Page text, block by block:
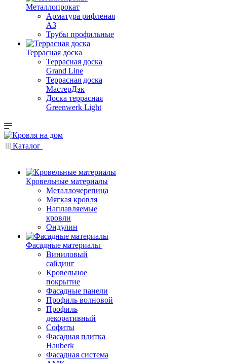
Металлопрокат
Арматура рифленая
АЗ
Трубы профильные
Террасная доска
Террасная доска
Grand Line
Террасная доска
МастерДэк
Доска террасная
Greenwerk Light
Каталог
Кровельные материалы
Металлочерепица
Мягкая кровля
Наплавляемые
кровли
Ондулин
Фасадные материалы
Виниловый
сайдинг
Кровельное
покрытие
Фасадные панели
Профиль волновой
Профиль
декоративный
Софиты
Фасадная плитка
Hauberk
Фасадная система